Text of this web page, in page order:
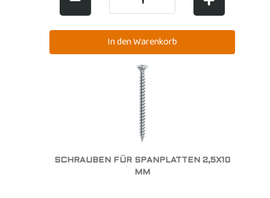
SCHRAUBEN FÜR SPANPLATTEN 2,5X10
MM